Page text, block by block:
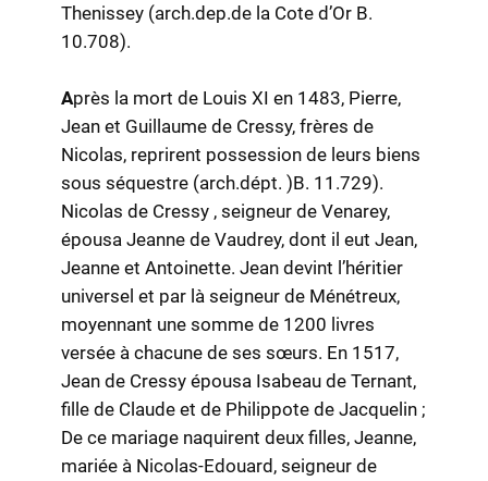
Thenissey (arch.dep.de la Cote d’Or B.
10.708).
Après la mort de Louis XI en 1483, Pierre,
Jean et Guillaume de Cressy, frères de
Nicolas, reprirent possession de leurs biens
sous séquestre (arch.dépt. )B. 11.729).
Nicolas de Cressy , seigneur de Venarey,
épousa Jeanne de Vaudrey, dont il eut Jean,
Jeanne et Antoinette. Jean devint l’héritier
universel et par là seigneur de Ménétreux,
moyennant une somme de 1200 livres
versée à chacune de ses sœurs. En 1517,
Jean de Cressy épousa Isabeau de Ternant,
fille de Claude et de Philippote de Jacquelin ;
De ce mariage naquirent deux filles, Jeanne,
mariée à Nicolas-Edouard, seigneur de